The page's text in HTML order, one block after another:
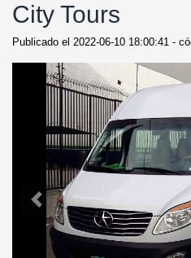
City Tours
Publicado el 2022-06-10 18:00:41 -